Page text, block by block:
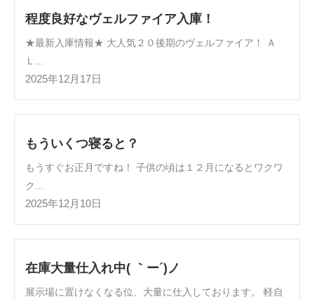
程度良好なヴェルファイア入庫！
★最新入庫情報★ 大人気２０後期のヴェルファイア！ Ａ
Ｌ...
2025年12月17日
もういくつ寝ると？
もうすぐお正月ですね！ 子供の頃は１２月になるとワクワ
ク...
2025年12月10日
在庫大量仕入れ中( ｀ー´)ノ
展示場に置けなくなる位、大量に仕入しております。 軽自